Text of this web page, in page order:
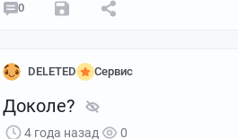
0
DELETED Сервис
Доколе?
4 года назад 0